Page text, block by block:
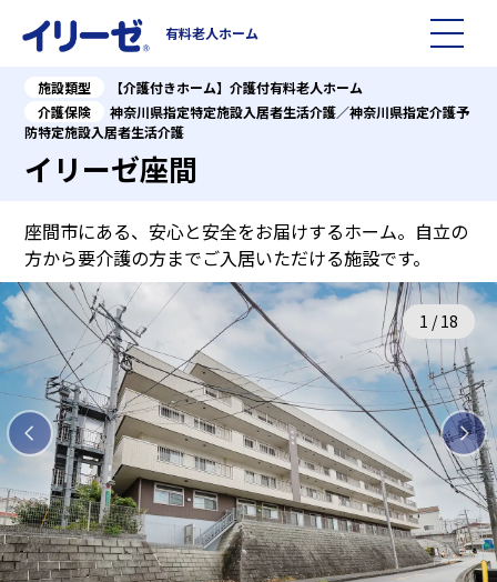
有料老人ホーム
施設を探す
イリーゼについて
イリーゼについて
有料老人ホームイリーゼとは
イリーゼが選ばれる理由
一日の流れ
会社概要
入居までの流れ
よくある質問
お役立ち記事
知っておきたい介護の知識
介護用語をわかりやすく説明
有料老人ホームとは
見学予約 資料請求
施設類型
【介護付きホーム】介護付有料老人ホーム
介護保険
神奈川県指定特定施設入居者生活介護／神奈川県指定介護予
防特定施設入居者生活介護
イリーゼ座間
座間市にある、安心と安全をお届けするホーム。自立の
方から要介護の方までご入居いただける施設です。
1 /18